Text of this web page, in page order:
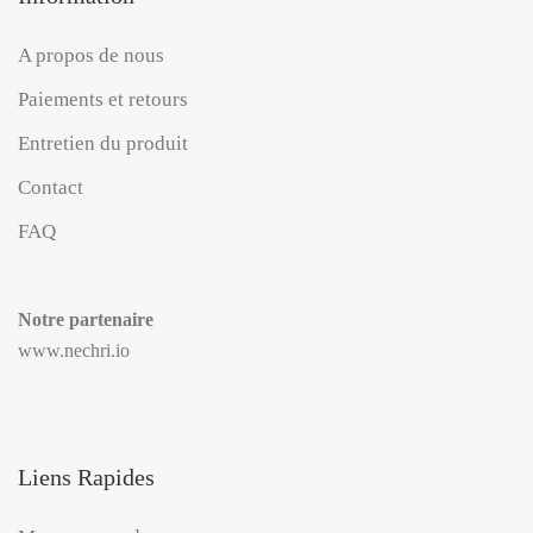
A propos de nous
Paiements et retours
Entretien du produit
Contact
FAQ
Notre partenaire
www.nechri.io
Liens Rapides